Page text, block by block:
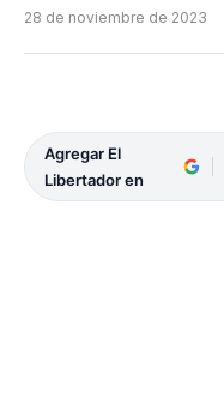
28 de noviembre de 2023
Agregar El
Libertador en